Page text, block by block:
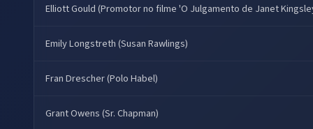
Elliott Gould (Promotor no filme 'O Julgamento de Janet
Emily Longstreth (Susan Rawlings)
Fran Drescher (Polo Habel)
Grant Owens (Sr. Chapman)